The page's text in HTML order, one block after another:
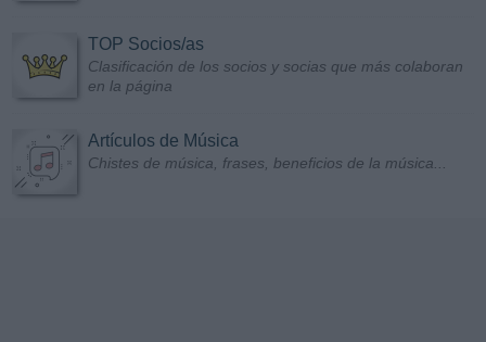
TOP Socios/as
Clasificación de los socios y socias que más colaboran
en la página
Artículos de Música
Chistes de música, frases, beneficios de la música...